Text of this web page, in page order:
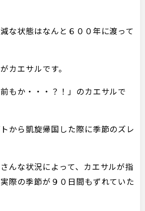
な状態はなんと６００年に渡って
カエサルです。
もか・・・？！」のカエサルで
から凱旋帰国した際に季節のズレ
んな状況によって、カエサルが指
際の季節が９０日間もずれていた